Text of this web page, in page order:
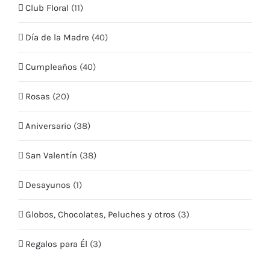
Club Floral (11)
Día de la Madre (40)
Cumpleaños (40)
Rosas (20)
Aniversario (38)
San Valentín (38)
Desayunos (1)
Globos, Chocolates, Peluches y otros (3)
Regalos para Él (3)
Mis Datos
Mis Direcciones
Términos y condiciones
Teléfono: +569 5409 2635
Email:info@quieroflores.cl
Web:www.quieroflores.cl
Facebook:/floresymas.cl